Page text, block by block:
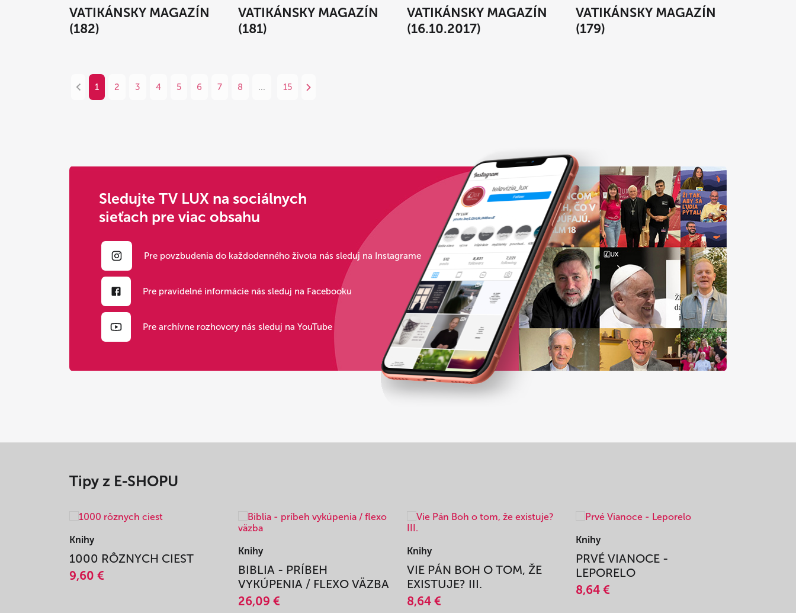
VATIKÁNSKY MAGAZÍN
(182)
VATIKÁNSKY MAGAZÍN
(181)
VATIKÁNSKY MAGAZÍN
(16.10.2017)
VATIKÁNSKY MAGAZÍN
(179)
1 2 3 4 5 6 7 8 ... 15
Sledujte TV LUX na sociálnych
sieťach pre viac obsahu
Pre povzbudenia do každodenného života nás sleduj na Instagrame
Pre pravidelné informácie nás sleduj na Facebooku
Pre archívne rozhovory nás sleduj na YouTube
Tipy z E-SHOPU
Knihy
1000 RÔZNYCH CIEST
9,60 €
Knihy
BIBLIA - PRÍBEH
VYKÚPENIA / FLEXO VÄZBA
26,09 €
Knihy
VIE PÁN BOH O TOM, ŽE
EXISTUJE? III.
8,64 €
Knihy
PRVÉ VIANOCE -
LEPORELO
8,64 €